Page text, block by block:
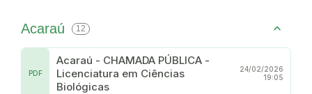
Acaraú 12
Acaraú - CHAMADA PÚBLICA -
Licenciatura em Ciências
Biológicas
PDF
24/02/2026
19:05